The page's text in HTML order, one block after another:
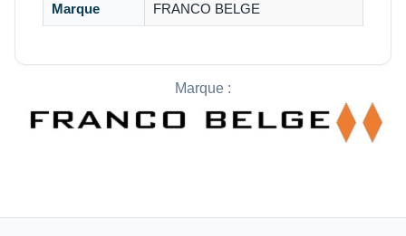
Marque FRANCO BELGE
Marque :